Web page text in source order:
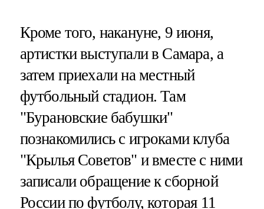
Кроме того, накануне, 9 июня,
артистки выступали в Самара, а
затем приехали на местный
футбольный стадион. Там
"Бурановские бабушки"
познакомились с игроками клуба
"Крылья Советов" и вместе с ними
записали обращение к сборной
России по футболу, которая 11